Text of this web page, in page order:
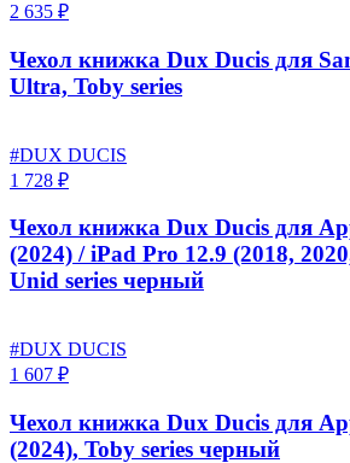
2 635 ₽
Чехол книжка Dux Ducis для
Ultra, Toby series
#DUX DUCIS
1 728 ₽
Чехол книжка Dux Ducis для
(2024) / iPad Pro 12.9 (2018,
Unid series черный
#DUX DUCIS
1 607 ₽
Чехол книжка Dux Ducis для
(2024), Toby series черный